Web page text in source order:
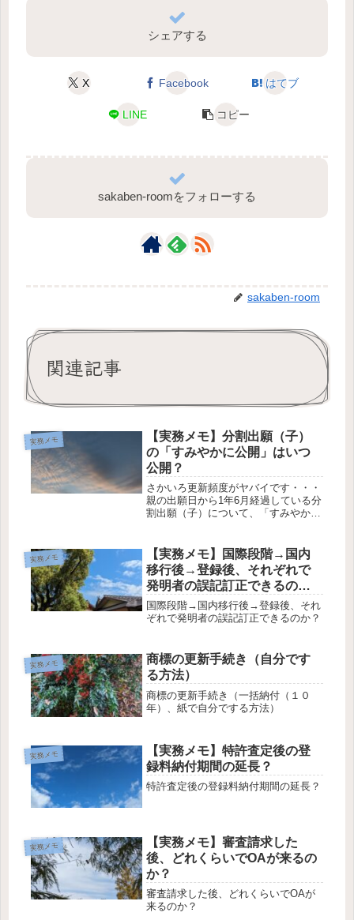
シェアする
X Facebook はてブ
LINE コピー
sakaben-roomをフォローする
sakaben-room
関連記事
実務メモ
【実務メモ】分割出願（子）
の「すみやかに公開」はいつ
公開？
さかいろ更新頻度がヤバイです・・・
親の出願日から1年6月経過している分
割出願（子）について、「すみやかに
調べて見ました。分割出願（子）の
「すみやかに公開」はいつ公開？原
則、原...
実務メモ
【実務メモ】国際段階→国内
移行後→登録後、それぞれで
発明者の誤記訂正できるの
か？
国際段階→国内移行後→登録後、それ
ぞれで発明者の誤記訂正できるのか？
実務メモ
商標の更新手続き（自分です
る方法）
商標の更新手続き（一括納付（１０
年）、紙で自分でする方法）
実務メモ
【実務メモ】特許査定後の登
録料納付期間の延長？
特許査定後の登録料納付期間の延長？
実務メモ
【実務メモ】審査請求した
後、どれくらいでOAが来るの
か？
審査請求した後、どれくらいでOAが
来るのか？